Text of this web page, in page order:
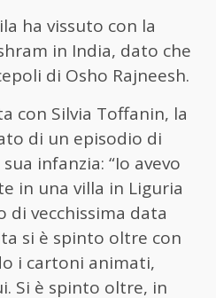
ha vissuto con la
in India, dato che
di Osho Rajneesh.
con Silvia Toffanin, la
di un episodio di
infanzia: “Io avevo
in una villa in Liguria
di vecchissima data
si è spinto oltre con
i cartoni animati,
Si è spinto oltre, in